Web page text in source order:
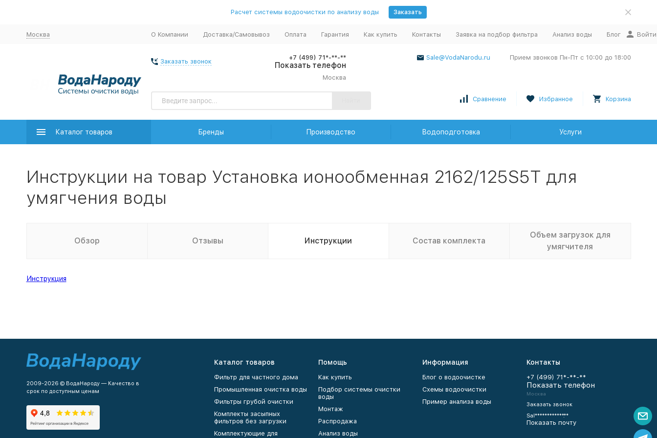
Расчет системы водоочистки по анализу воды Заказать
Москва О Компании Доставка/Самовывоз Оплата Гарантия Как купить Контакты Заявка на подбор фильтра Анализ воды Блог Войти
Заказать звонок
+7 (499) 71*-**-**
Показать телефон
Москва
Sale@VodaNarodu.ru Прием звонков Пн-Пт с 10:00 до 18:00
Сравнение Избранное Корзина
Каталог товаров Бренды Производство Водоподготовка Услуги
Инструкции на товар Установка ионообменная 2162/125S5T для
умягчения воды
Обзор Отзывы Инструкции Состав комплекта
Объем загрузок для
умягчителя
Инструкция
2009-2026 © ВодаНароду — Качество в
срок по доступным ценам
Каталог товаров
Фильтр для частного дома
Промышленная очистка воды
Фильтры грубой очистки
Комплекты засыпных
фильтров без загрузки
Комплектующие для
Помощь
Как купить
Подбор системы очистки
воды
Монтаж
Распродажа
Анализ воды
Информация
Блог о водоочистке
Схемы водоочистки
Пример анализа воды
Контакты
+7 (499) 71*-**-**
Показать телефон
Москва
Заказать звонок
Sal************.**
Показать почту